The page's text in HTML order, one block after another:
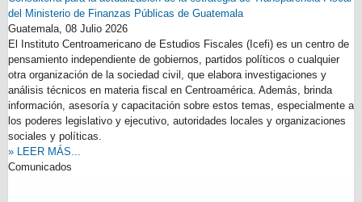
del Ministerio de Finanzas Públicas de Guatemala
Guatemala, 08 Julio 2026
El Instituto Centroamericano de Estudios Fiscales (Icefi) es un centro de
pensamiento independiente de gobiernos, partidos políticos o cualquier
otra organización de la sociedad civil, que elabora investigaciones y
análisis técnicos en materia fiscal en Centroamérica. Además, brinda
información, asesoría y capacitación sobre estos temas, especialmente a
los poderes legislativo y ejecutivo, autoridades locales y organizaciones
sociales y políticas.
» LEER MÁS...
Comunicados